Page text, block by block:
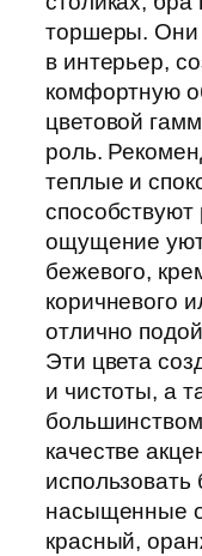
торшеры. Они
в интерьер,
комфортную
цветовой
роль.
теплые и
ощущение
бежевого,
коричневого
отлично
Эти цвета
и чистоты, а
качестве
использовать
насыщенные
красный,